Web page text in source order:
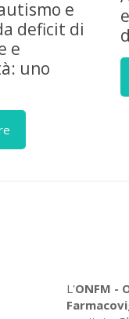
e
deficit di
e
uno
L'ONFM -